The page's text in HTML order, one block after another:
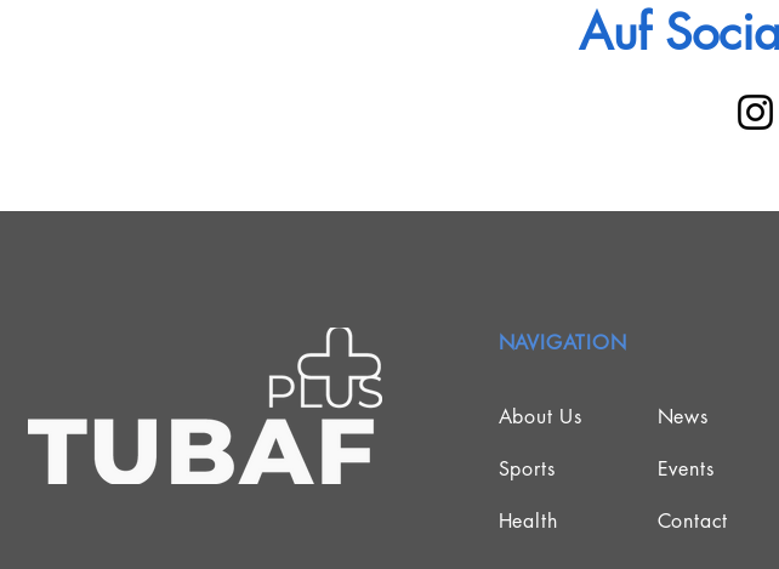
Auf
NAVIGATION
About Us
Sports
Health
News
Events
Contact